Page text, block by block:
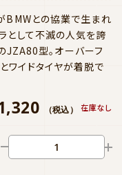
BMWとの協業で生まれ
として不滅の人気を誇
型。オーバーフ
ワイドタイヤが着脱で
（税込） 在庫なし